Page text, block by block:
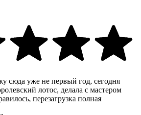
сюда уже не первый год, сегодня
лотос, делала с мастером
перезагрузка полная